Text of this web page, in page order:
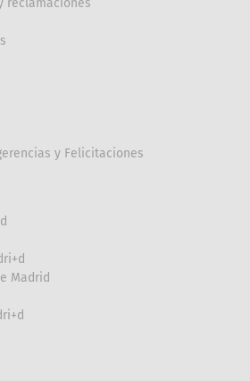
reclamaciones
y Felicitaciones
Madrid